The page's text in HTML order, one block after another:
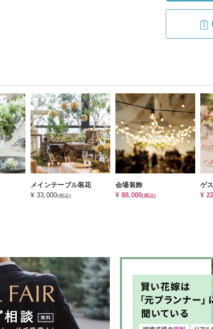
メインテーブル装花
¥ 33,000(税込)
会場装飾
¥ 88,000(税込)
ゲ
¥